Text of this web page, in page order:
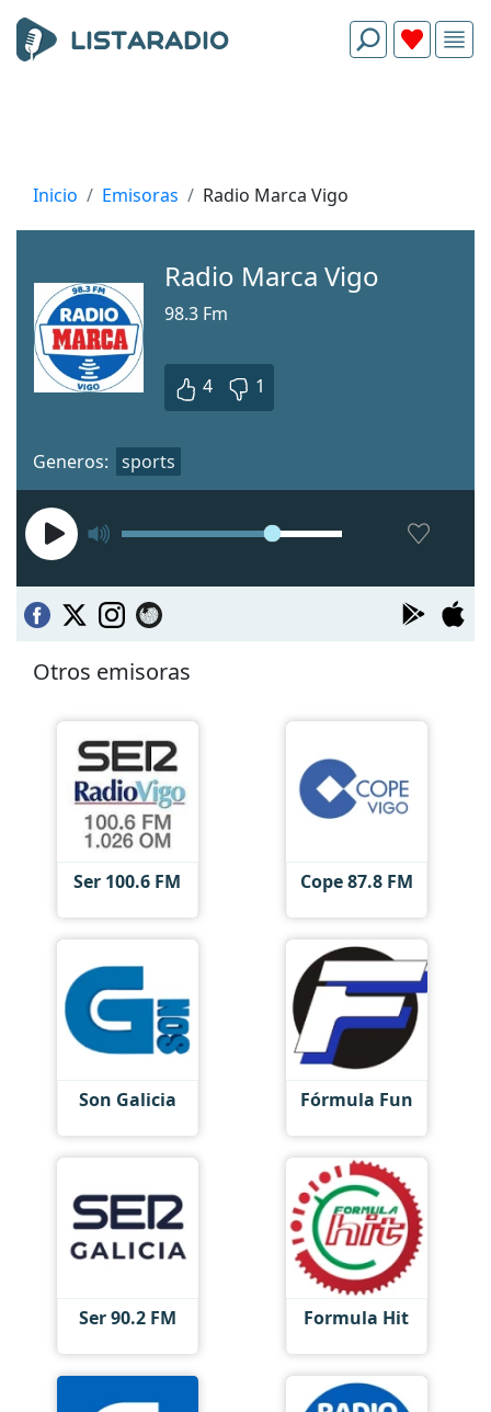
Inicio Emisoras Radio Marca Vigo
Radio Marca Vigo
98.3 Fm
4 1
Generos: sports
Otros emisoras
Ser 100.6 FM Cope 87.8 FM
Son Galicia Fórmula Fun
Ser 90.2 FM Formula Hit